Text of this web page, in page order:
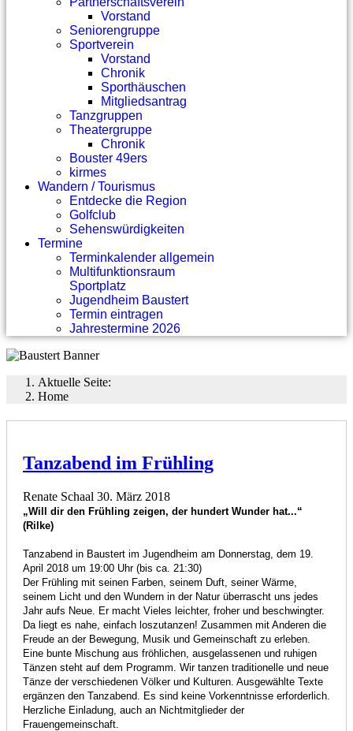
Vorstand
Seniorengruppe
Sportverein
Vorstand
Chronik
Sporthäuschen
Mitgliedsantrag
Tanzgruppen
Theatergruppe
Chronik
Bouster 49ers
kirmes
Wandern / Tourismus
Entdecke die Region
Golfclub
Sehenswürdigkeiten
Termine
Terminkalender allgemein
Multifunktionsraum
Sportplatz
Jugendheim Baustert
Termin eintragen
Jahrestermine 2026
Aktuelle Seite:
Home
Tanzabend im Frühling
Renate Schaal 30. März 2018
„Will dir den Frühling zeigen, der hundert Wunder hat...“
(Rilke)
Tanzabend in Baustert im Jugendheim am Donnerstag, dem 19.
April 2018 um 19:00 Uhr (bis ca. 21:30)
Der Frühling mit seinen Farben, seinem Duft, seiner Wärme,
seinem Licht und den Wundern in der Natur überrascht uns jedes
Jahr aufs Neue. Er macht Vieles leichter, froher und beschwingter.
Da liegt es nahe, einfach loszutanzen! Zusammen mit Anderen die
Freude an der Bewegung, Musik und Gemeinschaft zu erleben.
Eine bunte Mischung aus fröhlichen, ausgelassenen und ruhigen
Tänzen steht auf dem Programm. Wir tanzen traditionelle und neue
Tänze der verschiedenen Völker und Kulturen. Ausgewählte Texte
ergänzen den Tanzabend. Es sind keine Vorkenntnisse erforderlich.
Herzliche Einladung, auch an Nichtmitglieder der
Frauengemeinschaft.